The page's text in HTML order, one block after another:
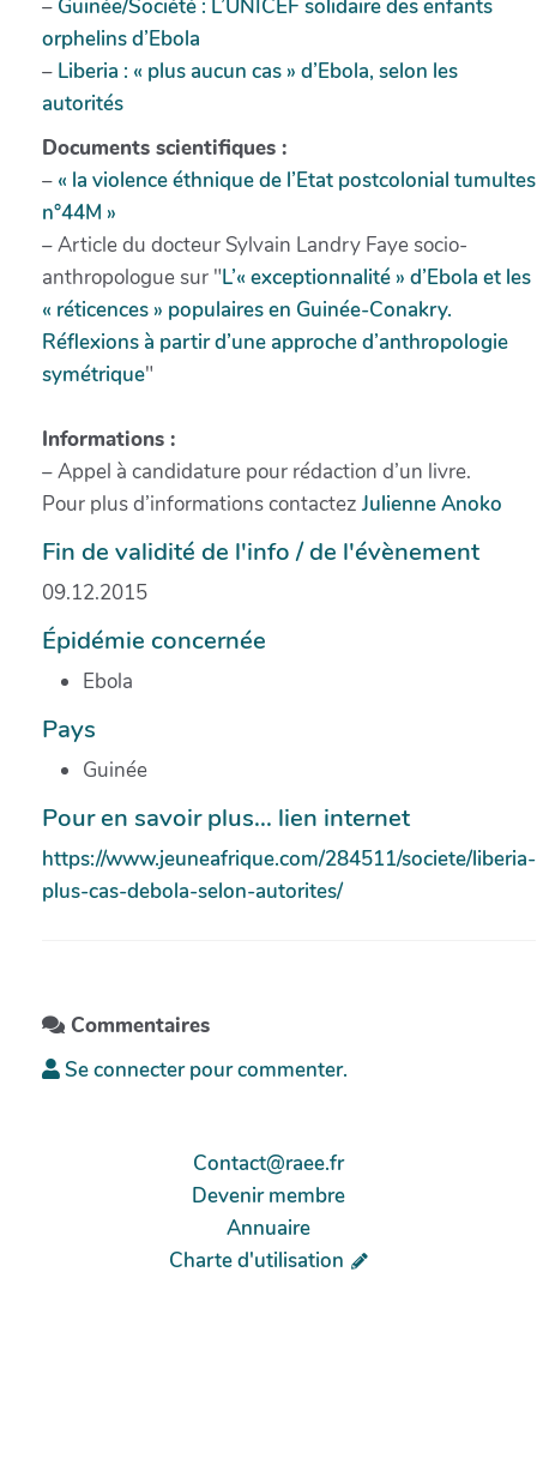
– Guinée/Société : L’UNICEF solidaire des enfants
orphelins d’Ebola
– Liberia : « plus aucun cas » d’Ebola, selon les
autorités
Documents scientifiques :
– « la violence éthnique de l’Etat postcolonial tumultes
n°44M »
– Article du docteur Sylvain Landry Faye socio-
anthropologue sur "L’« exceptionnalité » d’Ebola et les
« réticences » populaires en Guinée-Conakry.
Réflexions à partir d’une approche d’anthropologie
symétrique"
Informations :
– Appel à candidature pour rédaction d’un livre.
Pour plus d’informations contactezJulienne Anoko
Fin de validité de l'info / de l'évènement
09.12.2015
Épidémie concernée
Ebola
Pays
Guinée
Pour en savoir plus... lien internet
https://www.jeuneafrique.com/284511/societe/liberia-
plus-cas-debola-selon-autorites/
Commentaires
Se connecter pour commenter.
Contact@raee.fr
Devenir membre
Annuaire
Charte d'utilisation